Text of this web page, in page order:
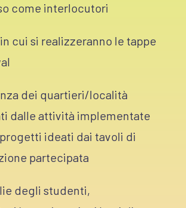
come interlocutori
cui si realizzeranno le tappe
dei quartieri/località
dalle attività implementate
ideati dai tavoli di
partecipata
degli studenti,